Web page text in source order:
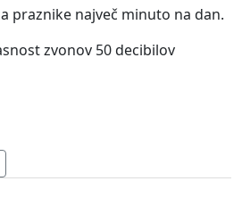
praznike največ minuto na dan.
zvonov 50 decibilov